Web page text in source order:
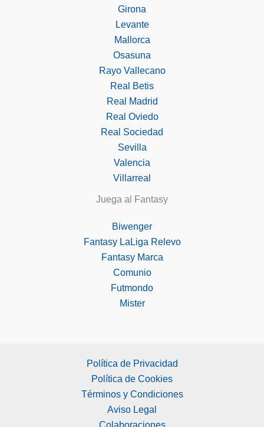
Girona
Levante
Mallorca
Osasuna
Rayo Vallecano
Real Betis
Real Madrid
Real Oviedo
Real Sociedad
Sevilla
Valencia
Villarreal
Juega al Fantasy
Biwenger
Fantasy LaLiga Relevo
Fantasy Marca
Comunio
Futmondo
Mister
Política de Privacidad
Política de Cookies
Términos y Condiciones
Aviso Legal